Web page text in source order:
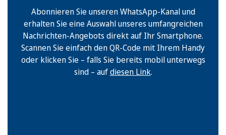
Abonnieren Sie unseren WhatsApp-Kanal und
erhalten Sie eine Auswahl unseres umfangreichen
Nachrichten-Angebots direkt auf Ihr Smartphone.
Scannen Sie einfach den QR-Code mit Ihrem Handy
oder klicken Sie – falls Sie bereits mobil unterwegs
sind – aufdiesen Link.